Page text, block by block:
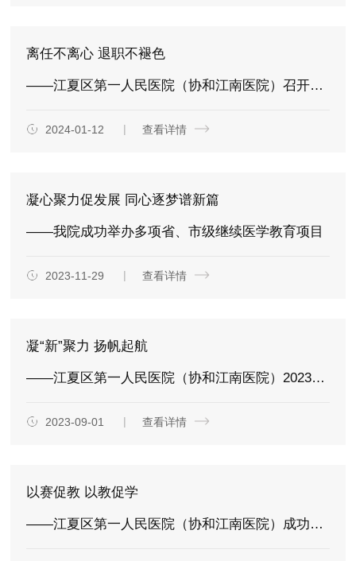
离任不离心 退职不褪色
——江夏区第一人民医院（协和江南医院）召开护理离任中层岗位同志座谈会
2024-01-12 查看详情
凝心聚力促发展 同心逐梦谱新篇
——我院成功举办多项省、市级继续医学教育项目
2023-11-29 查看详情
凝“新”聚力 扬帆起航
——江夏区第一人民医院（协和江南医院）2023年新入职护士岗前培训圆满完成
2023-09-01 查看详情
以赛促教 以教促学
——江夏区第一人民医院（协和江南医院）成功举办首届临床护理教学授课竞赛